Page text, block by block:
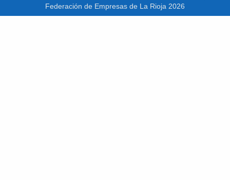
Federación de Empresas de La Rioja 2026